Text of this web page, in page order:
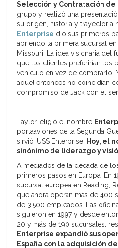
Selección y Contratación de
grupo y realizó una
su origen, historia y trayectoria
Enterprise dio sus primeros
abriendo la primera sucursal en
Missouri. La idea visionaria del
que los clientes preferirían los
vehículo en vez de comprarlo.
aquel entonces no coincidían
compromiso de Jack con el
Taylor, eligió el nombre
portaaviones de la Segunda
sirvió, USS Enterprise.
Hoy, el
sinónimo de liderazgo y
A mediados de la década de
primeros pasos en Europa. En
sucursal europea en Reading,
que ahora operan más de 400
de 3.500 empleados. Las
siguieron en 1997 y desde
20 y más de 190 sucursales,
Enterprise expandió sus
España con la adquisición